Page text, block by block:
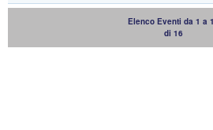
Elenco Eventi da 1 a
di 16